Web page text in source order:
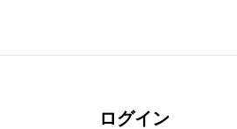
ログイン